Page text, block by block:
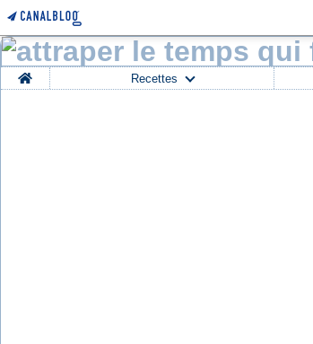
Home Recettes